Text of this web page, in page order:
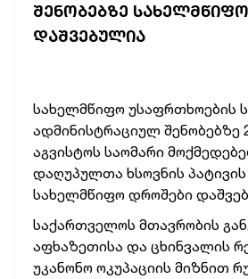
ᲨᲔᲜᲝᲑᲔᲑᲖᲔ
ᲓᲐᲨᲕᲔᲑᲣᲚᲘᲐ
სახელმწიფო უსაფრთხოების
ადმინისტრაციულ შენობებზე
აგვისტოს საომარი
დაღუპულთა ხსოვნის პატივის
სახელმწიფო დროშები
საქართველოს მთავრობის
აფხაზეთისა და ცხინვალის
უკანონო ოკუპაციის მიზნით